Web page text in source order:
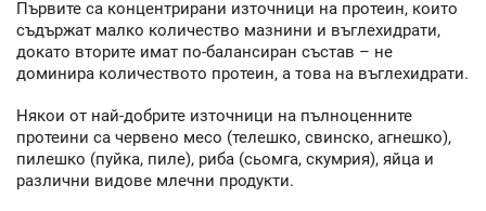
Първите са концентрирани източници на протеин, които
съдържат малко количество мазнини и въглехидрати,
докато вторите имат по-балансиран състав – не
доминира количеството протеин, а това на въглехидрати.
Някои от най-добрите източници на пълноценните
протеини са червено месо (телешко, свинско, агнешко),
пилешко (пуйка, пиле), риба (сьомга, скумрия), яйца и
различни видове млечни продукти.